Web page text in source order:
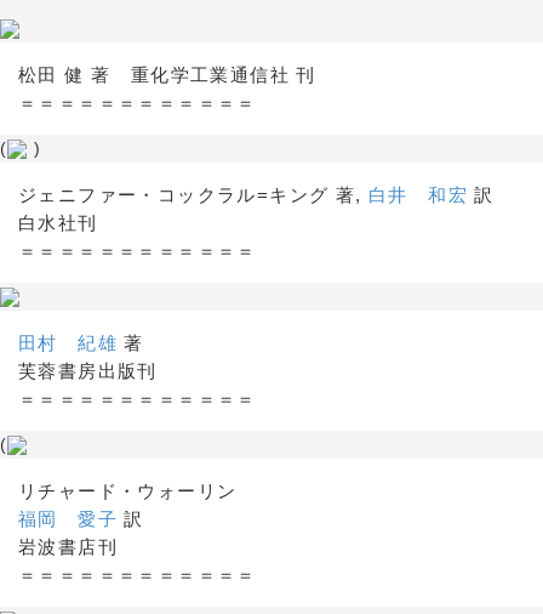
松田 健 著 重化学工業通信社 刊
＝＝＝＝＝＝＝＝＝＝＝＝
( )
ジェニファー・コックラル=キング 著, 白井 和宏 訳
白水社刊
＝＝＝＝＝＝＝＝＝＝＝＝
田村 紀雄 著
芙蓉書房出版刊
＝＝＝＝＝＝＝＝＝＝＝＝
(
リチャード・ウォーリン
福岡 愛子 訳
岩波書店刊
＝＝＝＝＝＝＝＝＝＝＝＝